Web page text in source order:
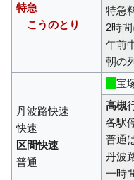
特急
こうのとり
特急
2時
午前
朝の
丹波路快速
快速
区間快速
普通
宝
高槻
各駅
普通
丹波
一時